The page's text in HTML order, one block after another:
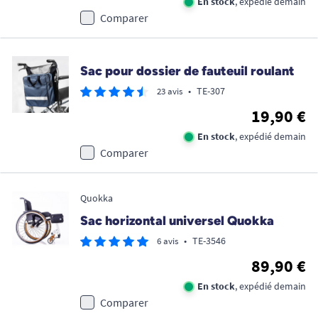
Comparer
Sac pour dossier de fauteuil roulant
23 avis • TE-307
19,90 €
En stock, expédié demain
Comparer
Quokka
Sac horizontal universel Quokka
6 avis • TE-3546
89,90 €
En stock, expédié demain
Comparer